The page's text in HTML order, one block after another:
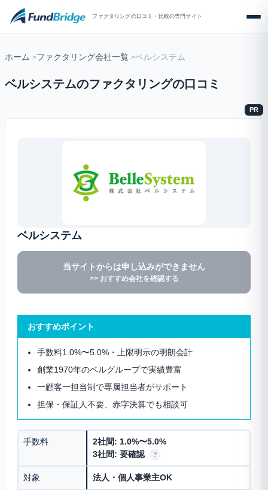
ファクタリングの口コミ・比較の専門サイト
ホーム ファクタリング会社一覧 ベルシステム
ベルシステムのファクタリングの口コミ
PR
ベルシステム
当サイトからは申し込みができません
>> おすすめ会社を確認する
おすすめポイント
手数料1.0%〜5.0%・上限明示の明朗会計
創業1970年のベルグループで実績豊富
一顧客一担当制で専属担当者がサポート
担保・保証人不要、赤字決算でも相談可
手数料
2社間: 1.0%〜5.0%
3社間: 要確認
?
対象 法人・個人事業主OK